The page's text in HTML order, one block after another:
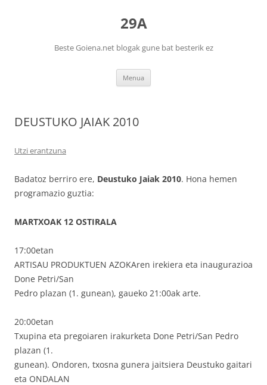
29A
Beste Goiena.net blogak gune bat besterik ez
Menua
DEUSTUKO JAIAK 2010
Utzi erantzuna
Badatoz berriro ere, Deustuko Jaiak 2010. Hona hemen
programazio guztia:
MARTXOAK 12 OSTIRALA
17:00etan
ARTISAU PRODUKTUEN AZOKAren irekiera eta inaugurazioa
Done Petri/San
Pedro plazan (1. gunean), gaueko 21:00ak arte.
20:00etan
Txupina eta pregoiaren irakurketa Done Petri/San Pedro
plazan (1.
gunean). Ondoren, txosna gunera jaitsiera Deustuko gaitari
eta ONDALAN